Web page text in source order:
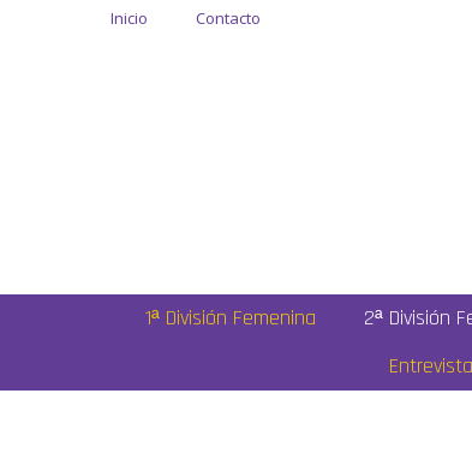
Inicio Contacto
1ª División Femenina 2ª División